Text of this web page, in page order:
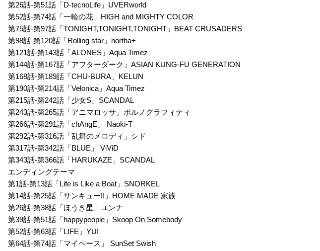
第26話-第51話「D-tecnoLife」UVERworld
第52話-第74話「一輪の花」HIGH and MIGHTY COLOR
第75話-第97話「TONIGHT,TONIGHT,TONIGHT」BEAT CRUSADERS
第98話-第120話「Rolling star」northa+
第121話-第143話「ALONES」Aqua Timez
第144話-第167話「アフターダーク」ASIAN KUNG-FU GENERATION
第168話-第189話「CHU-BURA」KELUN
第190話-第214話「Velonica」Aqua Timez
第215話-第242話「少女S」SCANDAL
第243話-第265話「アニマロッサ」ポルノグラフィティ
第266話-第291話「chAngE」 Naoki-T
第292話-第316話「乱舞のメロディ」シド
第317話-第342話「BLUE」 ViViD
第343話-第366話「HARUKAZE」SCANDAL
エンディングテーマ
第1話-第13話「Life is Like a Boat」SNORKEL
第14話-第25話「サンキュー!!」HOME MADE 家族
第26話-第38話「ほうき星」ユンナ
第39話-第51話「happypeople」Skoop On Somebody
第52話-第63話「LIFE」YUI
第64話-第74話「マイペース」 SunSet Swish